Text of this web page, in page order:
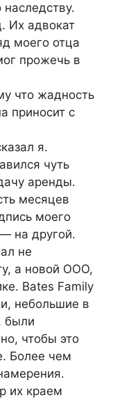
Их адвокат
моего отца
прожечь в
что жадность
приносит с
я.
чуть
аренды.
месяцев
моего
на другой.
не
а новой ООО,
Bates Family
небольшие в
были
чтобы это
Более чем
их краем